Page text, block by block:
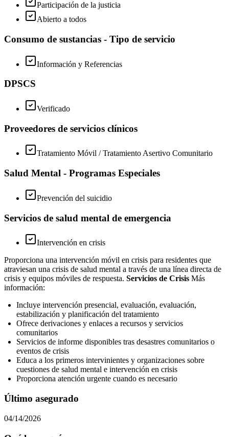
Participación de la justicia
Abierto a todos
Consumo de sustancias - Tipo de servicio
Información y Referencias
DPSCS
Verificado
Proveedores de servicios clínicos
Tratamiento Móvil / Tratamiento Asertivo Comunitario
Salud Mental - Programas Especiales
Prevención del suicidio
Servicios de salud mental de emergencia
Intervención en crisis
Proporciona una intervención móvil en crisis para residentes que
atraviesan una crisis de salud mental a través de una línea directa de
crisis y equipos móviles de respuesta. Servicios de Crisis Más
información:
Incluye intervención presencial, evaluación, evaluación,
estabilización y planificación del tratamiento
Ofrece derivaciones y enlaces a recursos y servicios
comunitarios
Servicios de informe disponibles tras desastres comunitarios o
eventos de crisis
Educa a los primeros intervinientes y organizaciones sobre
cuestiones de salud mental e intervención en crisis
Proporciona atención urgente cuando es necesario
Último asegurado
04/14/2026